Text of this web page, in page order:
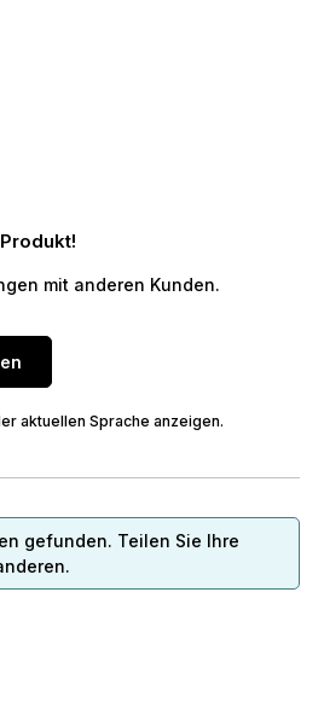
von 0 von 5 Sternen
mit anderen Kunden.
aktuellen Sprache anzeigen.
gefunden. Teilen Sie Ihre